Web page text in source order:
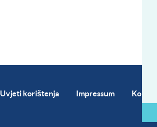
Uvjeti korištenja Impressum Kontakt